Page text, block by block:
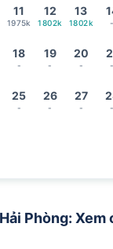
11
1975k
12
1802k
13
1802k -
18
-
19
-
20
- -
25
-
26
-
27
- -
Phòng: